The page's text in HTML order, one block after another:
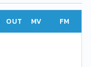
OUT MV FM